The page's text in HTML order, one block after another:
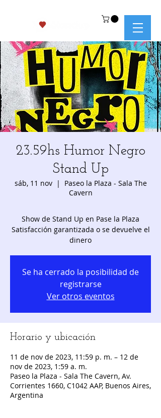
23.59hs Humor Negro
Stand Up
sáb, 11 nov
  |
Paseo la Plaza - Sala The
Cavern
Show de Stand Up en Pase la Plaza
Satisfacción garantizada o se devuelve el
dinero
Se ha cerrado la posibilidad de
registrarse
Ver otros eventos
Horario y ubicación
11 de nov de 2023, 11:59 p. m. – 12 de
nov de 2023, 1:59 a. m.
Paseo la Plaza - Sala The Cavern, Av.
Corrientes 1660, C1042 AAP, Buenos Aires,
Argentina